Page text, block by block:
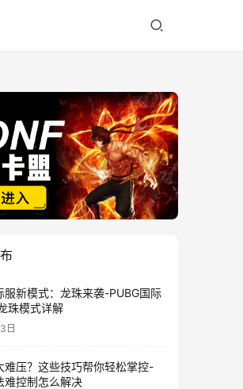
服新模式：龙珠来袭-PUBG国际
珠模式详解
日
难压？这些技巧帮你轻松掌控-
难控制怎么解决